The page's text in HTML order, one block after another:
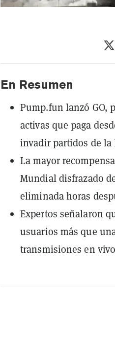
En Resumen
Pump.fun lanzó GO,
activas que paga
invadir partidos de la
La mayor
Mundial disfrazado
eliminada horas
Expertos señalaron
usuarios más que
transmisiones en